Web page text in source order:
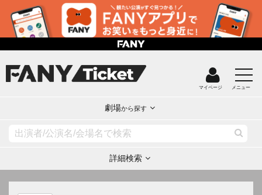
マイページ メニュー
劇場から探す
詳細検索